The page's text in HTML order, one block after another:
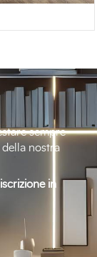
sempre
della nostra
in